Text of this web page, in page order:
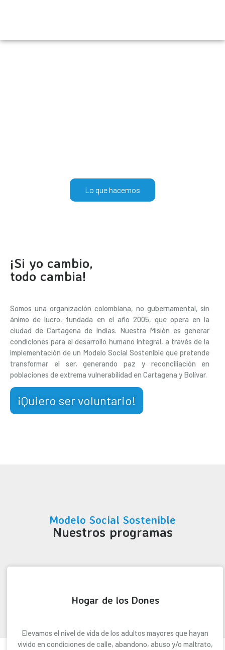
Lo que hacemos
¡Si yo cambio,
todo cambia!
Somos una organización colombiana, no gubernamental, sin
ánimo de lucro, fundada en el año 2005, que opera en la
ciudad de Cartagena de Indias. Nuestra Misión es generar
condiciones para el desarrollo humano integral, a través de la
implementación de un Modelo Social Sostenible que pretende
transformar el ser, generando paz y reconciliación en
poblaciones de extrema vulnerabilidad en Cartagena y Bolívar.
¡Quiero ser voluntario!
Modelo Social Sostenible
Nuestros programas
Hogar de los Dones
Elevamos el nivel de vida de los adultos mayores que hayan
vivido en condiciones de calle, abandono, abuso y/o maltrato,